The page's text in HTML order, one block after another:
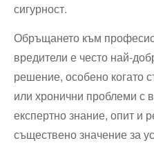
сигурност.
Обръщането към
вредители е често най-
решение, особено когато
или хронични проблеми с
експертно знание, опит и
съществено значение за